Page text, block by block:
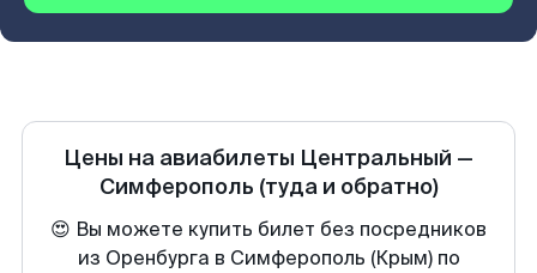
Цены на авиабилеты Центральный —
Симферополь (туда и обратно)
😍 Вы можете купить билет без посредников
из Оренбурга в Симферополь (Крым) по